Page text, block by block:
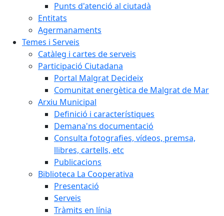
Punts d'atenció al ciutadà
Entitats
Agermanaments
Temes i Serveis
Catàleg i cartes de serveis
Participació Ciutadana
Portal Malgrat Decideix
Comunitat energètica de Malgrat de Mar
Arxiu Municipal
Definició i característiques
Demana'ns documentació
Consulta fotografies, vídeos, premsa,
llibres, cartells, etc
Publicacions
Biblioteca La Cooperativa
Presentació
Serveis
Tràmits en línia